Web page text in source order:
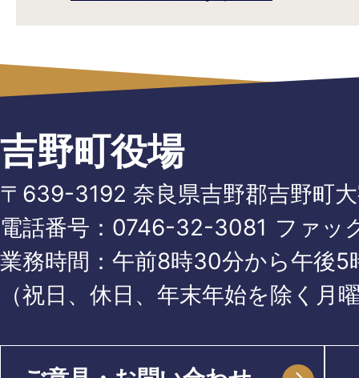
吉野町役場
〒639-3192 奈良県吉野郡吉野町
電話番号： 0746-32-3081 ファッ
業務時間：午前8時30分から午後5
（祝日、休日、年末年始を除く月